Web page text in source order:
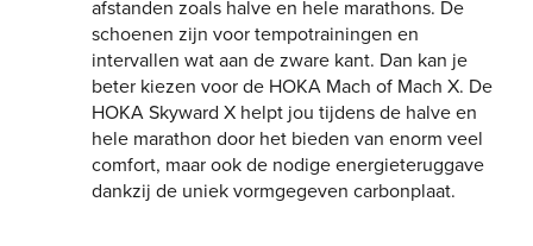
afstanden zoals halve en hele marathons. De
schoenen zijn voor tempotrainingen en
intervallen wat aan de zware kant. Dan kan je
beter kiezen voor de HOKA Mach of Mach X. De
HOKA Skyward X helpt jou tijdens de halve en
hele marathon door het bieden van enorm veel
comfort, maar ook de nodige energieteruggave
dankzij de uniek vormgegeven carbonplaat.